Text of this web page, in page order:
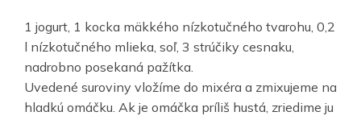
1 jogurt, 1 kocka mäkkého nízkotučného tvarohu, 0,2
l nízkotučného mlieka, soľ, 3 strúčiky cesnaku,
nadrobno posekaná pažítka.
Uvedené suroviny vložíme do mixéra a zmixujeme na
hladkú omáčku. Ak je omáčka príliš hustá, zriedime ju